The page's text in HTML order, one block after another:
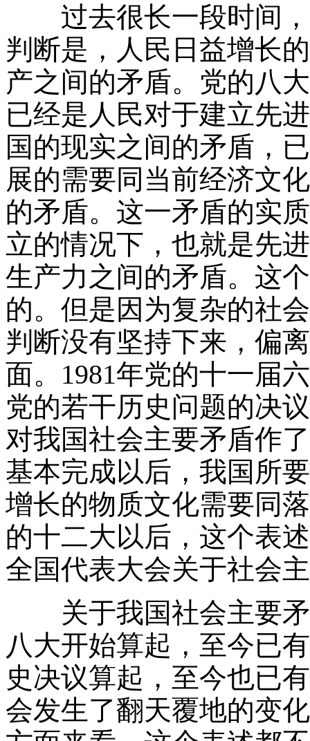
过去很长一段时间，
判断是，人民日益增长
产之间的矛盾。党的八
已经是人民对于建立先
国的现实之间的矛盾，
展的需要同当前经济文
的矛盾。这一矛盾的实
立的情况下，也就是先
生产力之间的矛盾。这
的。但是因为复杂的社
判断没有坚持下来，偏
面。 1981年党的十一届
党的若干历史问题的决
对我国社会主要矛盾作
基本完成以后，我国所
增长的物质文化需要同
的十二大以后，这个表
全国代表大会关于社会
关于我国社会主要矛
八大开始算起，至今已有
史决议算起，至今也已有
会发生了翻天覆地的变